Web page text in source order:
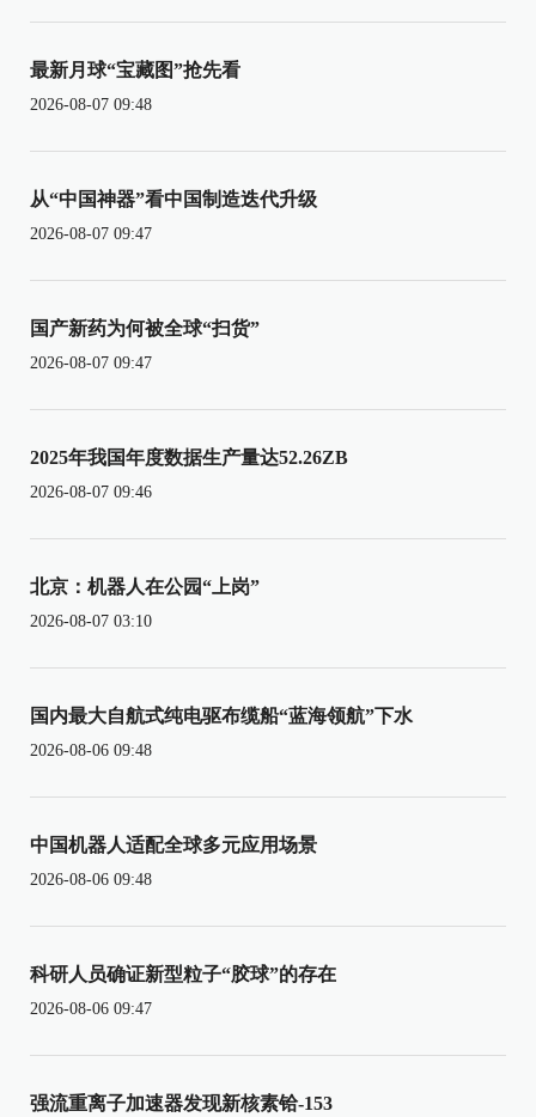
最新月球“宝藏图”抢先看
2026-08-07 09:48
从“中国神器”看中国制造迭代升级
2026-08-07 09:47
国产新药为何被全球“扫货”
2026-08-07 09:47
2025年我国年度数据生产量达52.26ZB
2026-08-07 09:46
北京：机器人在公园“上岗”
2026-08-07 03:10
国内最大自航式纯电驱布缆船“蓝海领航”下水
2026-08-06 09:48
中国机器人适配全球多元应用场景
2026-08-06 09:48
科研人员确证新型粒子“胶球”的存在
2026-08-06 09:47
强流重离子加速器发现新核素铪-153